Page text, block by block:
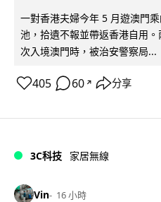
一對香港夫婦今年 5 月遊澳門
池，拾遺不報並帶返香港自用
次入境澳門時，被治安警察局...
405 60 ↗ 分享
3C科技 家居無線
Vin 16 小時